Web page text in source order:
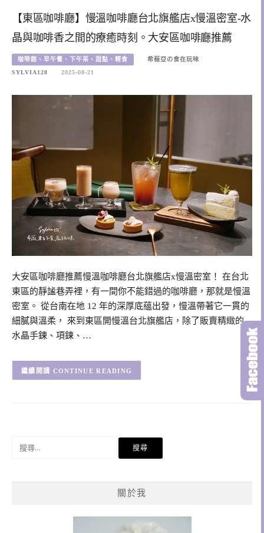
【東區咖啡廳】慢溫咖啡廳台北旗艦店x慢溫密室-水
晶與咖啡香之間的療癒時刻。大安區咖啡廳推薦
咖啡館、早午餐、下午茶、甜點、輕食
希薇亞の食在玩味
SYLVIA128
2025-08-21
大安區咖啡廳推薦慢溫咖啡廳台北旗艦店x慢溫密室！ 在台北
東區的靜謐巷弄裡，有一間你不能錯過的咖啡廳，那就是慢溫
密室。 從台南在地 12 年的深厚底蘊出發，慢溫帶著它一貫的
細膩與溫柔， 來到東區開慢溫台北旗艦店，除了販賣精緻的
水晶手鍊、項鍊、…
CONTINUE READING
關於我